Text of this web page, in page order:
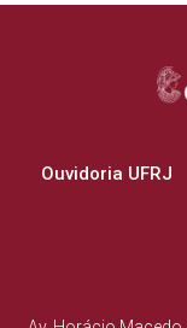
Ouvidoria UFRJ